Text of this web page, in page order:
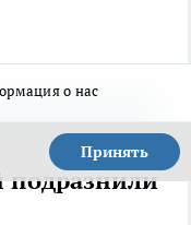
о нас
Принять
подразнили